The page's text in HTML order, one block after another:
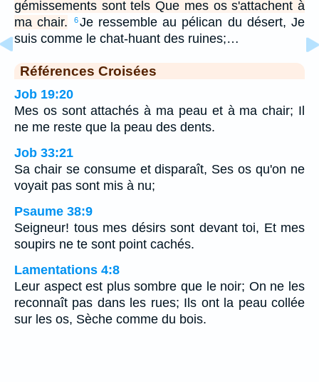
gémissements sont tels Que mes os s'attachent à
ma chair.
6 Je ressemble au pélican du désert, Je
suis comme le chat-huant des ruines;…
Références Croisées
Job 19:20
Mes os sont attachés à ma peau et à ma chair; Il
ne me reste que la peau des dents.
Job 33:21
Sa chair se consume et disparaît, Ses os qu'on ne
voyait pas sont mis à nu;
Psaume 38:9
Seigneur! tous mes désirs sont devant toi, Et mes
soupirs ne te sont point cachés.
Lamentations 4:8
Leur aspect est plus sombre que le noir; On ne les
reconnaît pas dans les rues; Ils ont la peau collée
sur les os, Sèche comme du bois.